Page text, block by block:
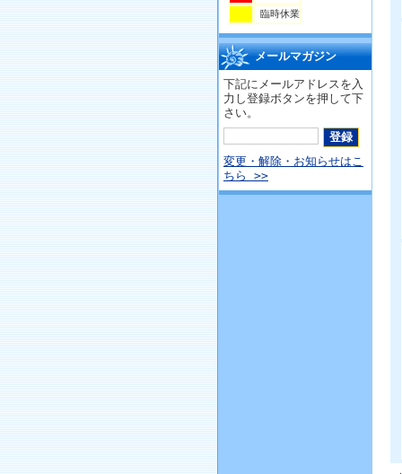
臨時休業
メールマガジン
下記にメールアドレスを入
力し登録ボタンを押して下
さい。
変更・解除・お知らせはこ
ちら >>